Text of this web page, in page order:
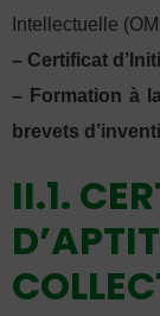
Intellectuelle
– Certificat
– Formation à
brevets
II.1.